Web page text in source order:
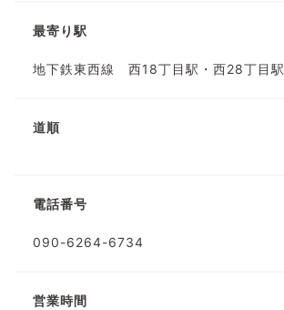
最寄り駅
地下鉄東西線 西18丁目駅・西28丁目駅
道順
電話番号
090-6264-6734
営業時間